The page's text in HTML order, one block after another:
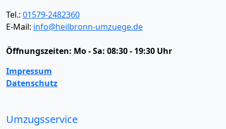
Tel.: 01579-2482360
E-Mail: info@heilbronn-umzuege.de
Öffnungszeiten: Mo - Sa: 08:30 - 19:30 Uhr
Impressum
Datenschutz
Umzugsservice